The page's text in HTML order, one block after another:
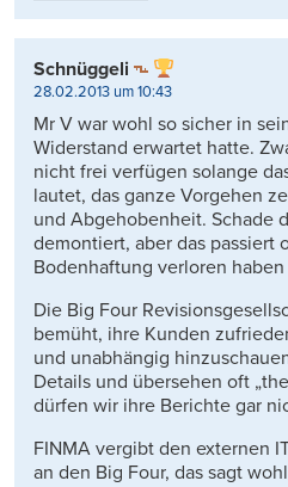
Schnüggeli
28.02.2013 um 10:43
Mr V war wohl so sicher in
Widerstand erwartet hatte.
nicht frei verfügen solange
lautet, das ganze Vorgehen
und Abgehobenheit. Schade
demontiert, aber das passiert
Bodenhaftung verloren haben
Die Big Four
bemüht, ihre Kunden
und unabhängig
Details und übersehen oft
dürfen wir ihre Berichte gar
FINMA vergibt den externen
an den Big Four, das sagt